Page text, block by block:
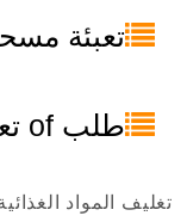
تعبئة
طلب of تعبئة مسحوق الحليب:
تغليف المواد